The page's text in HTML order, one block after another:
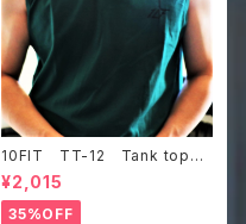
10FIT TT-12 Tank top
タンクトップ ジムウェア トレ
ーニング 筋トレ ダークグリ
ーン
¥2,015
35%OFF